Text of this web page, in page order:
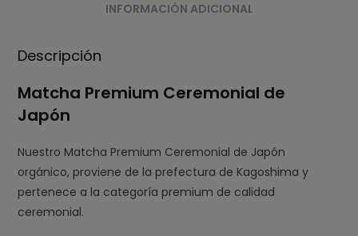
INFORMACIÓN ADICIONAL
Descripción
Matcha Premium Ceremonial de
Japón
Nuestro Matcha Premium Ceremonial de Japón
orgánico, proviene de la prefectura de Kagoshima y
pertenece a la categoría premium de calidad
ceremonial.